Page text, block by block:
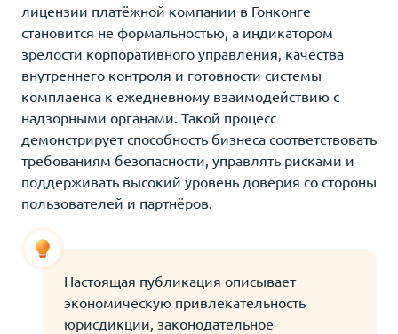
лицензии платёжной компании в Гонконге
становится не формальностью, а индикатором
зрелости корпоративного управления, качества
внутреннего контроля и готовности системы
комплаенса к ежедневному взаимодействию с
надзорными органами. Такой процесс
демонстрирует способность бизнеса соответствовать
требованиям безопасности, управлять рисками и
поддерживать высокий уровень доверия со стороны
пользователей и партнёров.
Настоящая публикация описывает
экономическую привлекательность
юрисдикции, законодательное